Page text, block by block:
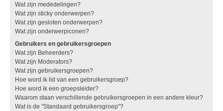
Wat zijn mededelingen?
Wat zijn sticky onderwerpen?
Wat zijn gesloten onderwerpen?
Wat zijn onderwerpiconen?
Gebruikers en gebruikersgroepen
Wat zijn Beheerders?
Wat zijn Moderators?
Wat zijn gebruikersgroepen?
Hoe word ik lid van een gebruikersgroep?
Hoe word ik een groepsleider?
Waarom staan verschillende gebruikersgroepen in een andere kleur?
Wat is de "Standaard gebruikersgroep"?